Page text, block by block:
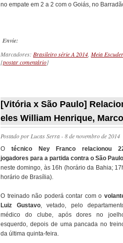
no empate em 2 a 2 com o Goiás, no
Envie:
Marcadores: Brasileiro série A 2014 Meia
[postar comentário]
[Vitória x São Paulo]
eles William Henrique,
Postado porLucas Serra- 8 de novembro de 2014
O técnico Ney Franco relacionou
jogadores para a partida contra o São Paulo
neste domingo, às 16h (horário da Bahia;
horário de Brasília).
O treinado não poderá contar com o
Luiz Gustavo, vetado, pelo
médico do clube, após dores no
esquerdo, depois de uma pancada no
da última quinta-feira.